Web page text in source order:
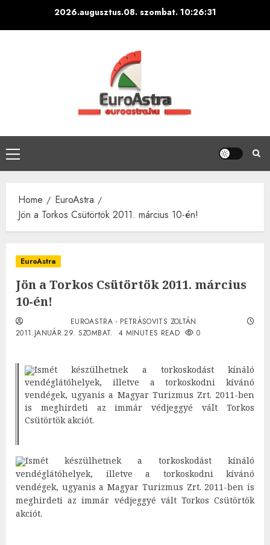
2026.augusztus.08. szombat. 10:26:32
Primary
Menu
Home
EuroAstra
Jön a Torkos Csütörtök 2011. március 10-én!
EuroAstra
Jön a Torkos Csütörtök 2011. március
10-én!
EUROASTRA - PETRÁSOVITS ZOLTÁN
2011.JANUÁR.29. SZOMBAT.
4 MINUTES READ 0
Ismét készülhetnek a torkoskodást kínáló
vendéglátóhelyek, illetve a torkoskodni kívánó
vendégek, ugyanis a Magyar Turizmus Zrt. 2011-ben
is meghirdeti az immár védjeggyé vált Torkos
Csütörtök akciót.
Ismét készülhetnek a torkoskodást kínáló
vendéglátóhelyek, illetve a torkoskodni kívánó
vendégek, ugyanis a Magyar Turizmus Zrt. 2011-ben is
meghirdeti az immár védjeggyé vált Torkos Csütörtök
akciót.